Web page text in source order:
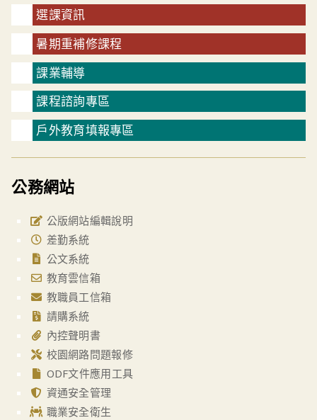
選課資訊
暑期重補修課程
課業輔導
課程諮詢專區
戶外教育填報專區
公務網站
公版網站編輯說明
差勤系統
公文系統
教育雲信箱
教職員工信箱
請購系統
內控聲明書
校園網路問題報修
ODF文件應用工具
資通安全管理
職業安全衛生